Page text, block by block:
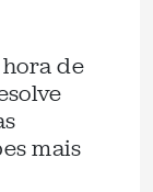
de
mais